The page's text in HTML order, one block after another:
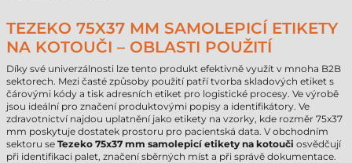
TEZEKO 75X37 MM SAMOLEPICÍ ETIKETY
NA KOTOUČI – OBLASTI POUŽITÍ
Díky své univerzálnosti lze tento produkt efektivně využít v mnoha B2B
sektorech. Mezi časté způsoby použití patří tvorba skladových etiket s
čárovými kódy a tisk adresních etiket pro logistické procesy. Ve výrobě
jsou ideální pro značení produktovými popisy a identifikátory. Ve
zdravotnictví najdou uplatnění jako etikety na vzorky, kde rozměr 75x37
mm poskytuje dostatek prostoru pro pacientská data. V obchodním
sektoru se Tezeko 75x37 mm samolepicí etikety na kotouči osvědčují
při identifikaci palet, značení sběrných míst a při správě dokumentace.